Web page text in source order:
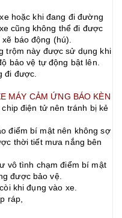
hoặc khi đang đi đường
cũng không thể đi được
báo động (hú).
trộm này được sử dụng khi
bảo vệ tự động bật lên.
đi được.
MÁY CẢM ỨNG BÁO KÈN
điện tử nên tránh bị kẻ
điểm bí mật nên không sợ
thời tiết mưa nắng bên
vô tình chạm điểm bí mật
được bảo vệ.
khi đụng vào xe.
ráp,